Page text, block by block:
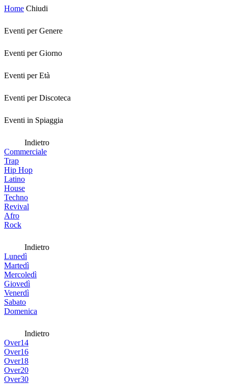
Home Chiudi
Eventi per Genere
Eventi per Giorno
Eventi per Età
Eventi per Discoteca
Eventi in Spiaggia
Indietro
Commerciale
Trap
Hip Hop
Latino
House
Techno
Revival
Afro
Rock
Indietro
Lunedì
Martedì
Mercoledì
Giovedì
Venerdì
Sabato
Domenica
Indietro
Over14
Over16
Over18
Over20
Over30